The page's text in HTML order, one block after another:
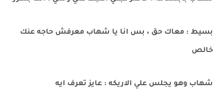
بسيط : معاك حق ، بس انا يا شهاب معرفش حاجه عنك
خالص
شهاب وهو يجلس علي الاريكه : عايز تعرف ايه